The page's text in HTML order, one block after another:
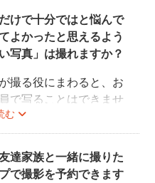
けで十分ではと悩んで
よかったと思えるよう
写真」は撮れますか？
む
撮る役にまわると、お
で写ることはできませ
図ならではのクオリテ
して、撮ってよかっ
写真をお届けします。
達家族と一緒に撮りた
で撮影を予約できます